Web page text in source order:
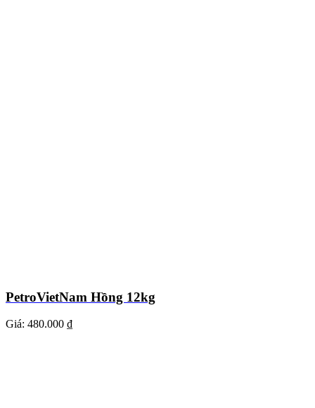
PetroVietNam Hồng 12kg
Giá: 480.000 ₫